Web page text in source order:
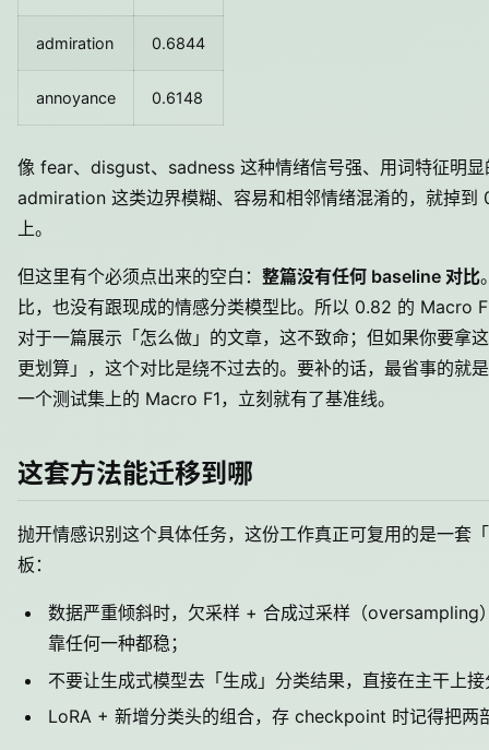
admiration 0.6844
annoyance 0.6148
像 fear、disgust、sadness 这种情绪信号强、用词特征明
admiration 这类边界模糊、容易和相邻情绪混淆的，就掉到
上。
但这里有个必须点出来的空白： 整篇没有任何 baseline 对比
比，也没有跟现成的情感分类模型比。所以 0.82 的 Macro
对于一篇展示「怎么做」的文章，这不致命；但如果你要拿
更划算」，这个对比是绕不过去的。要补的话，最省事的就
一个测试集上的 Macro F1，立刻就有了基准线。
这套方法能迁移到哪
抛开情感识别这个具体任务，这份工作真正可复用的是一套
板：
数据严重倾斜时，欠采样 + 合成过采样（
靠任何一种都稳；
不要让生成式模型去「生成」分类结果，直接在主干上
LoRA + 新增分类头的组合，存 checkpoint 时记得把两